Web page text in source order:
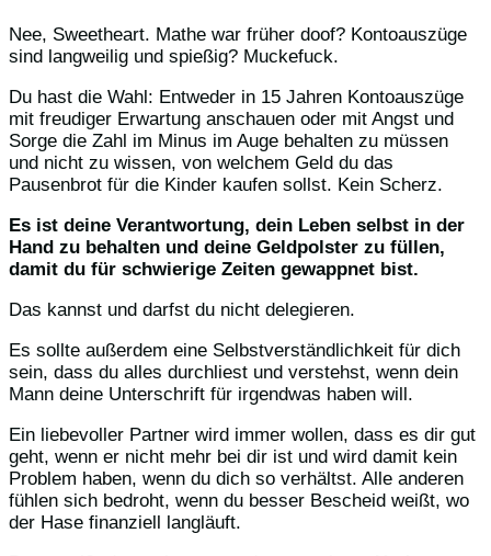
Nee, Sweetheart. Mathe war früher doof? Kontoauszüge
sind langweilig und spießig? Muckefuck.
Du hast die Wahl: Entweder in 15 Jahren Kontoauszüge
mit freudiger Erwartung anschauen oder mit Angst und
Sorge die Zahl im Minus im Auge behalten zu müssen
und nicht zu wissen, von welchem Geld du das
Pausenbrot für die Kinder kaufen sollst. Kein Scherz.
Es ist deine Verantwortung, dein Leben selbst in der
Hand zu behalten und deine Geldpolster zu füllen,
damit du für schwierige Zeiten gewappnet bist.
Das kannst und darfst du nicht delegieren.
Es sollte außerdem eine Selbstverständlichkeit für dich
sein, dass du alles durchliest und verstehst, wenn dein
Mann deine Unterschrift für irgendwas haben will.
Ein liebevoller Partner wird immer wollen, dass es dir gut
geht, wenn er nicht mehr bei dir ist und wird damit kein
Problem haben, wenn du dich so verhältst. Alle anderen
fühlen sich bedroht, wenn du besser Bescheid weißt, wo
der Hase finanziell langläuft.